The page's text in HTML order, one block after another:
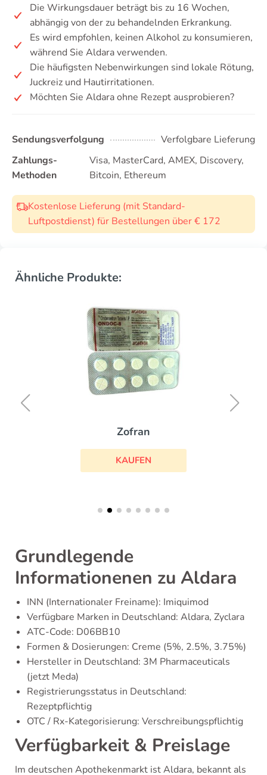
Die Wirkungsdauer beträgt bis zu 16 Wochen,
abhängig von der zu behandelnden Erkrankung.
Es wird empfohlen, keinen Alkohol zu konsumieren,
während Sie Aldara verwenden.
Die häufigsten Nebenwirkungen sind lokale Rötung,
Juckreiz und Hautirritationen.
Möchten Sie Aldara ohne Rezept ausprobieren?
Sendungsverfolgung
Verfolgbare Lieferung
Zahlungs-
Methoden
Visa, MasterCard, AMEX, Discovery,
Bitcoin, Ethereum
Kostenlose Lieferung (mit Standard-
Luftpostdienst) für Bestellungen über € 172
Ähnliche Produkte:
Zofran
KAUFEN
Grundlegende
Informationenen zu Aldara
INN (Internationaler Freiname): Imiquimod
Verfügbare Marken in Deutschland: Aldara, Zyclara
ATC-Code: D06BB10
Formen & Dosierungen: Creme (5%, 2.5%, 3.75%)
Hersteller in Deutschland: 3M Pharmaceuticals
(jetzt Meda)
Registrierungsstatus in Deutschland:
Rezeptpflichtig
OTC / Rx-Kategorisierung: Verschreibungspflichtig
Verfügbarkeit & Preislage
Im deutschen Apothekenmarkt ist Aldara, bekannt als